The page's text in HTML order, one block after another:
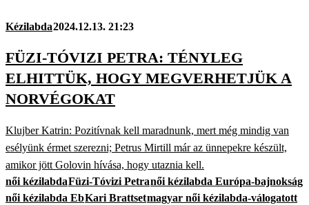
Kézilabda2024.12.13. 21:23
FÜZI-TÓVIZI PETRA: TÉNYLEG
ELHITTÜK, HOGY MEGVERHETJÜK A
NORVÉGOKAT
Klujber Katrin: Pozitívnak kell maradnunk, mert még mindig van
esélyünk érmet szerezni; Petrus Mirtill már az ünnepekre készült,
amikor jött Golovin hívása, hogy utaznia kell.
női kézilabdaFüzi-Tóvizi Petranői kézilabda Európa-bajnokság
női kézilabda EbKari Brattsetmagyar női kézilabda-válogatott